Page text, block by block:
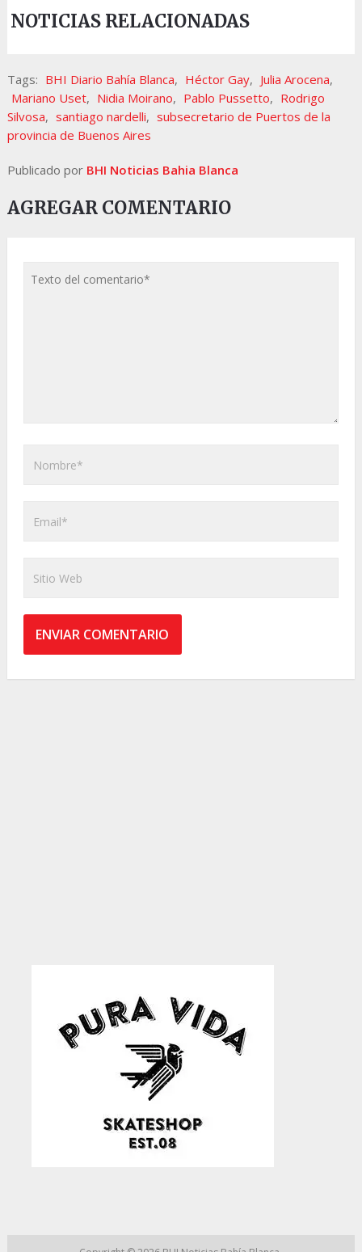
NOTICIAS RELACIONADAS
Tags: BHI Diario Bahía Blanca, Héctor Gay, Julia Arocena,
Mariano Uset, Nidia Moirano, Pablo Pussetto, Rodrigo
Silvosa, santiago nardelli, subsecretario de Puertos de la
provincia de Buenos Aires
Publicado por BHI Noticias Bahia Blanca
AGREGAR COMENTARIO